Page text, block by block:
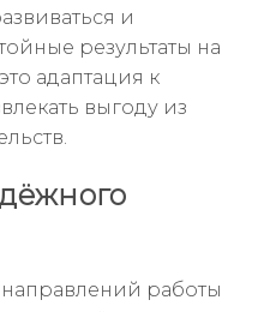
и
результаты на
адаптация к
выгоду из
работы